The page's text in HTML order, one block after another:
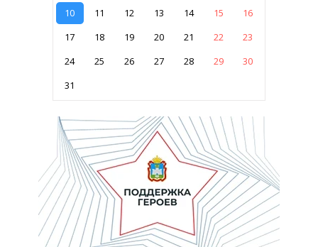
10
11 12 13 14 15
16
17
18 19 20 21 22
23
24
25 26 27 28 29
30
31